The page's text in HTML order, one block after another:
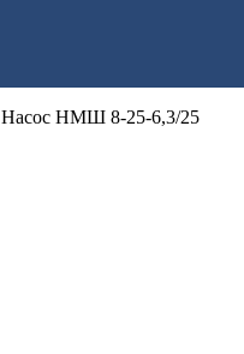
Насос НМШ 8-25-6,3/25